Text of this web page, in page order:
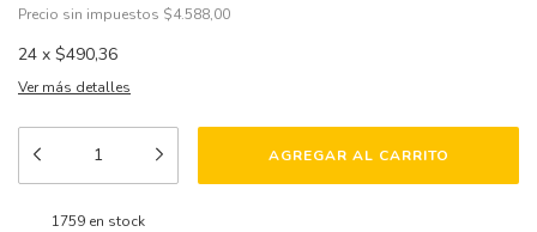
Precio sin impuestos $4.588,00
24 x $490,36
Ver más detalles
1759 en stock